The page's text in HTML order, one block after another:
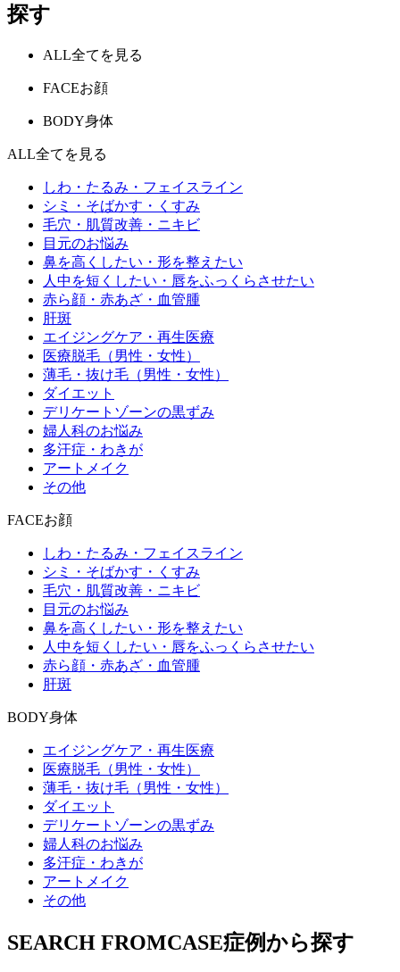
探す
ALL全てを見る
FACEお顔
BODY身体
ALL全てを見る
しわ・たるみ・フェイスライン
シミ・そばかす・くすみ
毛穴・肌質改善・ニキビ
目元のお悩み
鼻を高くしたい・形を整えたい
人中を短くしたい・唇をふっくらさせたい
赤ら顔・赤あざ・血管腫
肝斑
エイジングケア・再生医療
医療脱毛（男性・女性）
薄毛・抜け毛（男性・女性）
ダイエット
デリケートゾーンの黒ずみ
婦人科のお悩み
多汗症・わきが
アートメイク
その他
FACEお顔
しわ・たるみ・フェイスライン
シミ・そばかす・くすみ
毛穴・肌質改善・ニキビ
目元のお悩み
鼻を高くしたい・形を整えたい
人中を短くしたい・唇をふっくらさせたい
赤ら顔・赤あざ・血管腫
肝斑
BODY身体
エイジングケア・再生医療
医療脱毛（男性・女性）
薄毛・抜け毛（男性・女性）
ダイエット
デリケートゾーンの黒ずみ
婦人科のお悩み
多汗症・わきが
アートメイク
その他
SEARCH FROMCASE症例から探す